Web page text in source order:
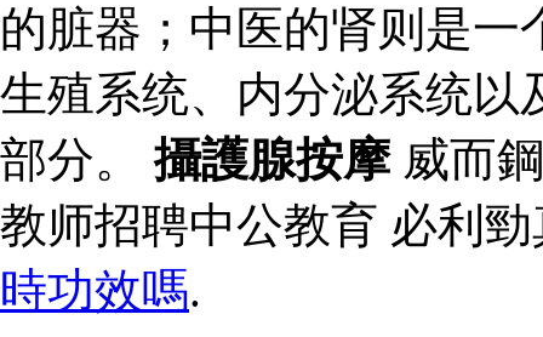
的脏器；中医的肾则是
生殖系统、内分泌系统以
部分。攝護腺按摩威而
教师招聘中公教育 必利
時功效嗎.